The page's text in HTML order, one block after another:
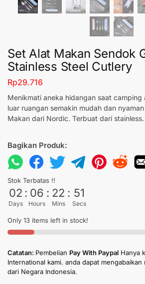
Set Alat Makan Sendok
Stainless Steel Cutlery
Rp29.716
Menikmati aneka hidangan saat
luar ruangan semakin mudah dan
Makan dari Nordic. Terbuat dari stainless.
Bagikan Produk:
Stok Terbatas !!
02
Days
: 06
Hours
: 22
Mins
: 50
Secs
Only 13 items left in stock!
Catatan: Pembelian Pay With Paypal Hanya
International kami. anda dapat
dari Negara Indonesia.